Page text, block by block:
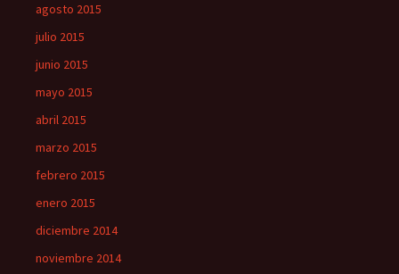
agosto 2015
julio 2015
junio 2015
mayo 2015
abril 2015
marzo 2015
febrero 2015
enero 2015
diciembre 2014
noviembre 2014